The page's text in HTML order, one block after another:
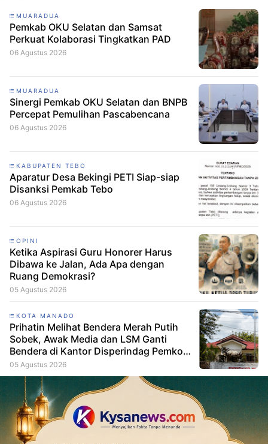
MUARADUA
Pemkab OKU Selatan dan Samsat
Perkuat Kolaborasi Tingkatkan PAD
06 Agustus 2026
MUARADUA
Sinergi Pemkab OKU Selatan dan BNPB
Percepat Pemulihan Pascabencana
06 Agustus 2026
KABUPATEN TEBO
Aparatur Desa Bekingi PETI Siap-siap
Disanksi Pemkab Tebo
06 Agustus 2026
OPINI
Ketika Aspirasi Guru Honorer Harus
Dibawa ke Jalan, Ada Apa dengan
Ruang Demokrasi?
05 Agustus 2026
KOTA MANADO
Prihatin Melihat Bendera Merah Putih
Sobek, Awak Media dan LSM Ganti
Bendera di Kantor Disperindag Pemkot
Manado
05 Agustus 2026